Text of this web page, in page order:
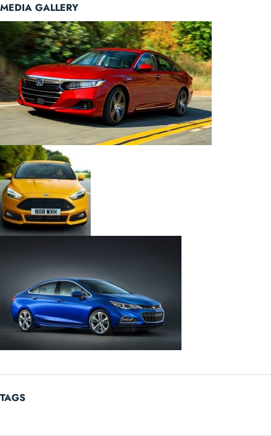
MEDIA GALLERY
TAGS